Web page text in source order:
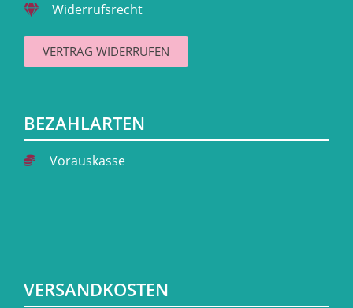
Widerrufsrecht
VERTRAG WIDERRUFEN
BEZAHLARTEN
Vorauskasse
VERSANDKOSTEN